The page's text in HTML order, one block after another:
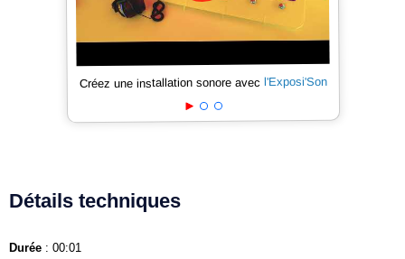
Créez une installation sonore avec l'Exposi'Son
Détails techniques
Durée : 00:01